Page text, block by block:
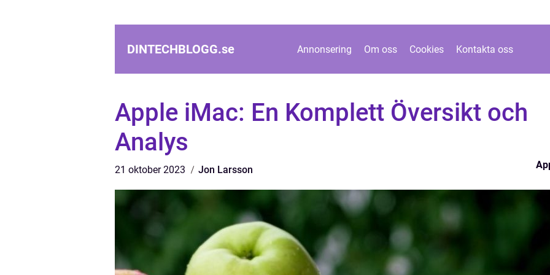
DINTECHBLOGG.se Annonsering Om oss Cookies Kontakta oss
Apple iMac: En Komplett Översikt och
Analys
21 oktober 2023 Jon Larsson